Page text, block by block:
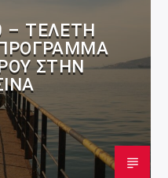
– ΤΕΛΕΤΉ
ΣΤΗΝ